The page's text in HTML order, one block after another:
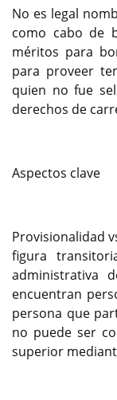
No es legal
como cabo de
méritos para
para proveer
quien no fue
derechos de
Aspectos clave
Provisionalidad
figura
administrativa
encuentran
persona que
no puede ser
superior